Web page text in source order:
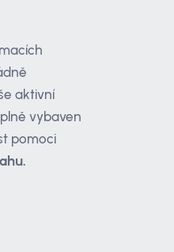
aktivní
vybaven
pomoci